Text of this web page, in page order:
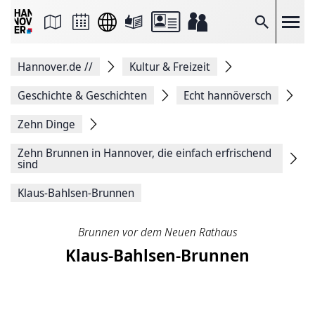
Suche
Seite
Facebook
teilen
Seitenlink
Seite
Drucken
Hannover.de //
Kultur & Freizeit
Geschichte & Geschichten
Echt hannöversch
Zehn Dinge
Zehn Brunnen in Hannover, die einfach erfrischend
sind
Klaus-Bahlsen-Brunnen
Brunnen vor dem Neuen Rathaus
Klaus-Bahlsen-Brunnen